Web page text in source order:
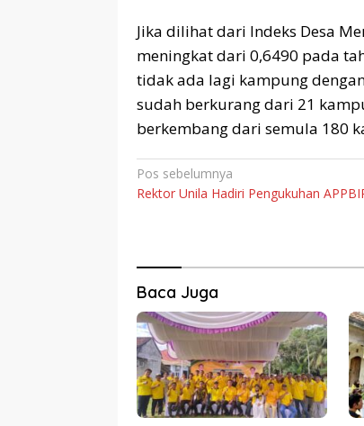
Jika dilihat dari Indeks Desa
meningkat dari 0,6490 pada
tidak ada lagi kampung
sudah berkurang dari 21
berkembang dari semula 180
Navigasi
pos
Pos sebelumnya
Rektor Unila Hadiri Pengukuhan
Baca Juga